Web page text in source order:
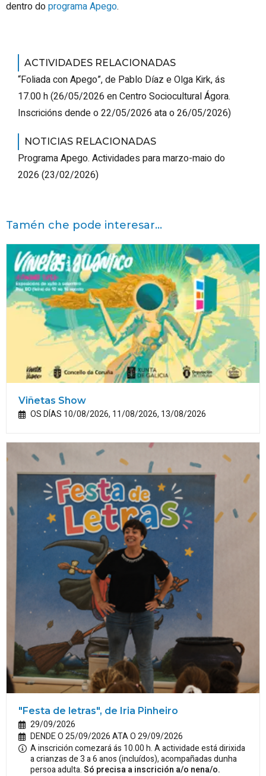
dentro doprograma Apego.
ACTIVIDADES RELACIONADAS
“Foliada con Apego”, de Pablo Díaz e Olga Kirk, ás
17.00 h(26/05/2026 en Centro Sociocultural Ágora.
Inscricións dende o 22/05/2026 ata o 26/05/2026)
NOTICIAS RELACIONADAS
Programa Apego. Actividades para marzo-maio do
2026 (23/02/2026)
Tamén che pode interesar...
Viñetas Show
OS DÍAS 10/08/2026, 11/08/2026, 13/08/2026
"Festa de letras", de Iria Pinheiro
29/09/2026
DENDE O 25/09/2026 ATA O 29/09/2026
A inscrición comezará ás 10.00 h. A actividade está dirixida
a crianzas de 3 a 6 anos (incluídos), acompañadas dunha
persoa adulta.Só precisa a inscrición a/o nena/o.